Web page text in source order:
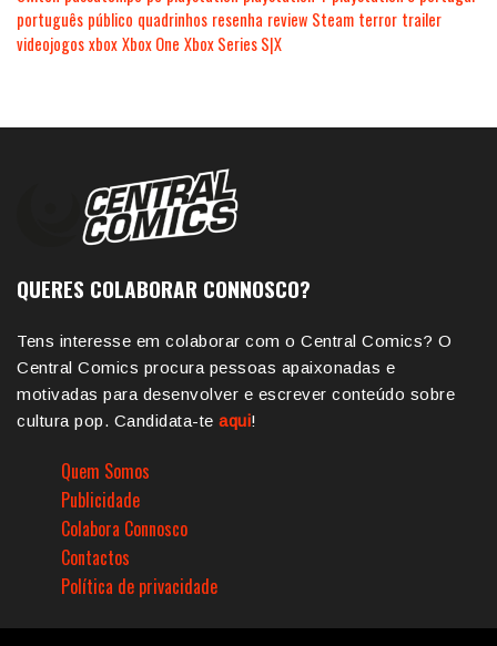
português público quadrinhos resenha review Steam terror trailer
videojogosxboxXbox One Xbox Series S|X
QUERES COLABORAR CONNOSCO?
Tens interesse em colaborar com o Central Comics? O
Central Comics procura pessoas apaixonadas e
motivadas para desenvolver e escrever conteúdo sobre
cultura pop. Candidata-te aqui!
Quem Somos
Publicidade
Colabora Connosco
Contactos
Política de privacidade